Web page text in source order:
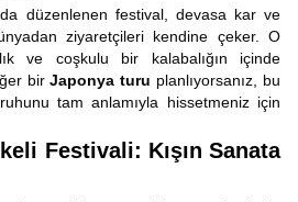
düzenlenen festival, devasa kar ve
ziyaretçileri kendine çeker. O
ve coşkulu bir kalabalığın içinde
birJaponya turu planlıyorsanız, bu
tam anlamıyla hissetmeniz için
Festivali: Kışın Sanata